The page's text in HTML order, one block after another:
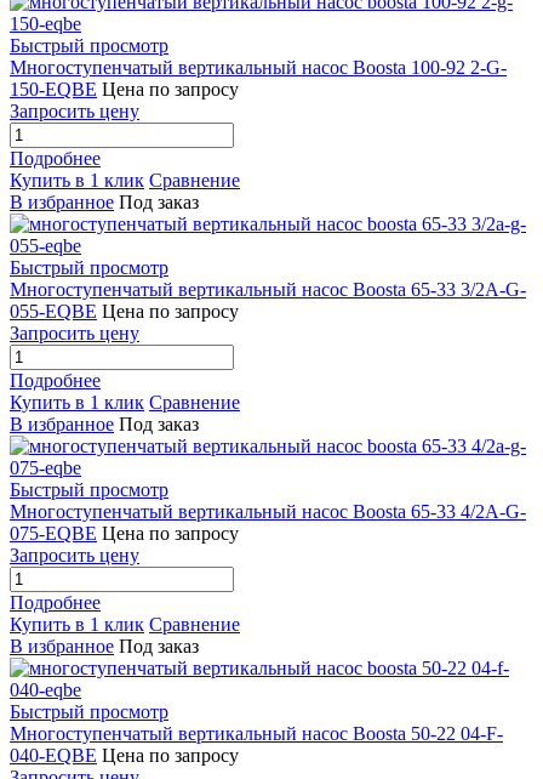
Быстрый просмотр
Многоступенчатый вертикальный насос Boosta 100-92 2-G-
150-EQBE Цена по запросу
Запросить цену
Подробнее
Купить в 1 клик Сравнение
В избранное Под заказ
Быстрый просмотр
Многоступенчатый вертикальный насос Boosta 65-33 3/2A-G-
055-EQBE Цена по запросу
Запросить цену
Подробнее
Купить в 1 клик Сравнение
В избранное Под заказ
Быстрый просмотр
Многоступенчатый вертикальный насос Boosta 65-33 4/2A-G-
075-EQBE Цена по запросу
Запросить цену
Подробнее
Купить в 1 клик Сравнение
В избранное Под заказ
Быстрый просмотр
Многоступенчатый вертикальный насос Boosta 50-22 04-F-
040-EQBE Цена по запросу